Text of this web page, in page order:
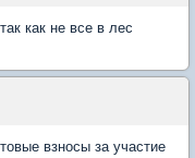
как не все в лес
взносы за участие